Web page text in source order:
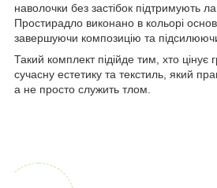
наволочки без застібок підтримують
Простирадло виконано в кольорі
завершуючи композицію та підсилюючи
Такий комплект підійде тим, хто цінує
сучасну естетику та текстиль, який
а не просто служить тлом.